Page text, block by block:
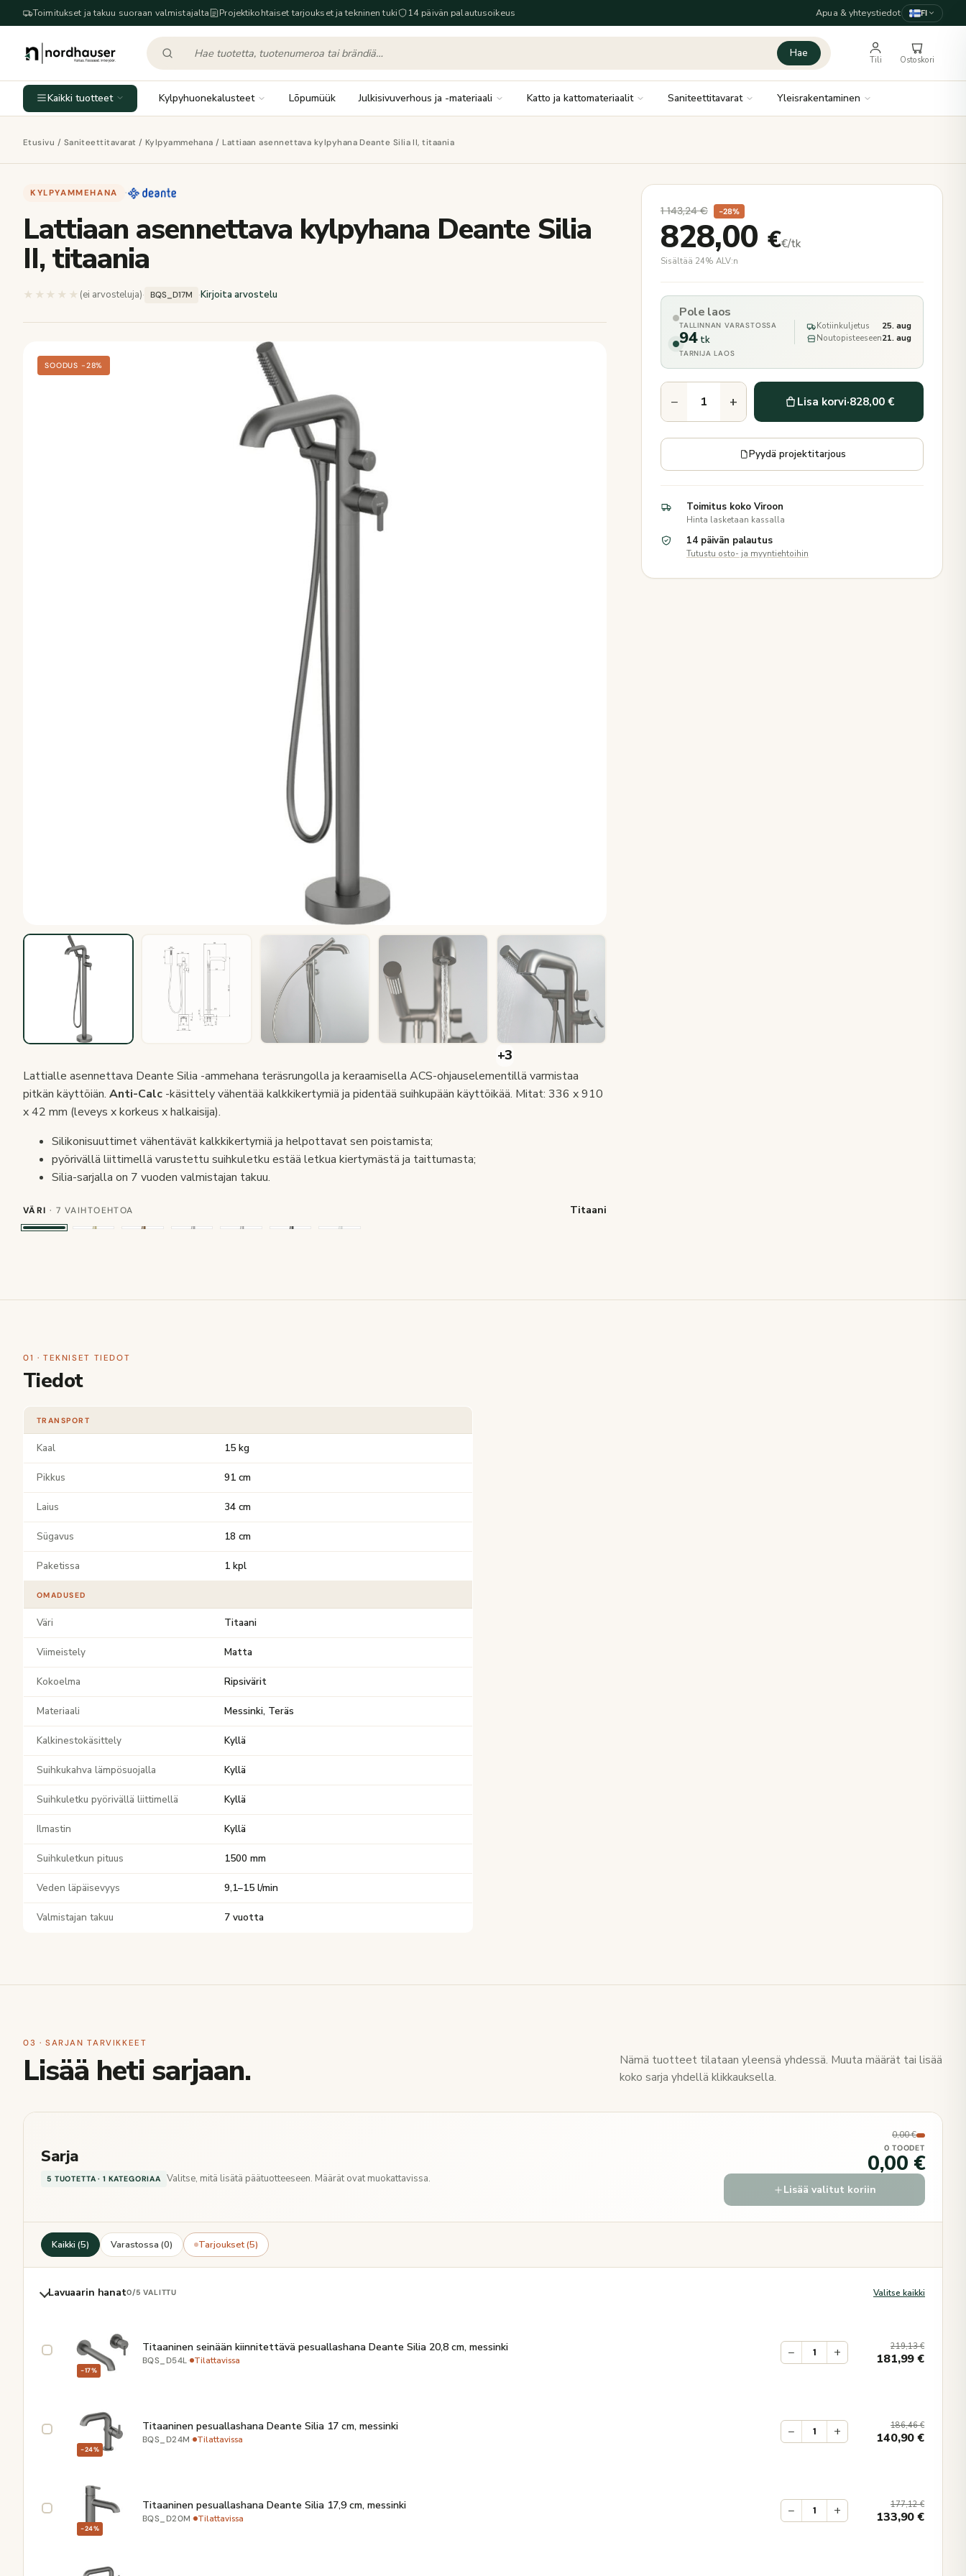
Toimitukset ja takuu suoraan valmistajalta Projektikohtaiset tarjoukset ja tekninen tuki 14 päivän palautusoikeus Apua & yhteystiedot FI
Hae
Tili Ostoskori
Kaikki tuotteet Kylpyhuonekalusteet Lõpumüük Julkisivuverhous ja -materiaali Katto ja kattomateriaalit Saniteettitavarat Yleisrakentaminen
Etusivu / Saniteettitavarat / Kylpyammehana / Lattiaan asennettava kylpyhana Deante Silia II, titaania
KYLPYAMMEHANA ·
Lattiaan asennettava kylpyhana Deante Silia
II, titaania
★★★★★ ★★★★★
(ei arvosteluja)· BQS_D17M ·Kirjoita arvostelu
SOODUS −28%
Lattialle asennettava Deante Silia -ammehana teräsrungolla ja keraamisella ACS-ohjauselementillä varmistaa
pitkän käyttöiän. Anti-Calc -käsittely vähentää kalkkikertymiä ja pidentää suihkupään käyttöikää. Mitat: 336 x 910
x 42 mm (leveys x korkeus x halkaisija).
Silikonisuuttimet vähentävät kalkkikertymiä ja helpottavat sen poistamista;
pyörivällä liittimellä varustettu suihkuletku estää letkua kiertymästä ja taittumasta;
Silia-sarjalla on 7 vuoden valmistajan takuu.
VÄRI · 7 VAIHTOEHTOA Titaani
1 143,24€ −28%
828,00 €€/tk
Sisältää 24% ALV:n
Pole laos
TALLINNAN VARASTOSSA
94 tk
TARNIJA LAOS
Kotiinkuljetus
25. aug
Noutopisteeseen21. aug
− + Lisa korvi·828,00 €
Pyydä projektitarjous
Toimitus koko Viroon
Hinta lasketaan kassalla
14 päivän palautus
Tutustu osto- ja myyntiehtoihin
01 · TEKNISET TIEDOT
Tiedot
TRANSPORT
Kaal 15 kg
Pikkus 91 cm
Laius 34 cm
Sügavus 18 cm
Paketissa 1 kpl
OMADUSED
Väri Titaani
Viimeistely Matta
Kokoelma Ripsivärit
Materiaali Messinki, Teräs
Kalkinestokäsittely Kyllä
Suihkukahva lämpösuojalla Kyllä
Suihkuletku pyörivällä liittimellä Kyllä
Ilmastin Kyllä
Suihkuletkun pituus 1500 mm
Veden läpäisevyys 9,1–15 l/min
Valmistajan takuu 7 vuotta
03 · SARJAN TARVIKKEET
Lisää heti sarjaan.
Nämä tuotteet tilataan yleensä yhdessä. Muuta määrät tai lisää
koko sarja yhdellä klikkauksella.
Sarja
5 TUOTETTA · 1 KATEGORIAA Valitse, mitä lisätä päätuotteeseen. Määrät ovat muokattavissa.
0,00 €
0 TOODET
0,00 €
Lisää valitut koriin
Kaikki (5) Varastossa (0) Tarjoukset (5)
Lavuaarin hanat0/5 VALITTU Valitse kaikki
−17%
Titaaninen seinään kiinnitettävä pesuallashana Deante Silia 20,8 cm, messinki
BQS_D54L· Tilattavissa − + 219,13€
181,99€
−24%
Titaaninen pesuallashana Deante Silia 17 cm, messinki
BQS_D24M · Tilattavissa − + 186,46€
140,90€
−24%
Titaaninen pesuallashana Deante Silia 17,9 cm, messinki
BQS_D20M · Tilattavissa − + 177,12€
133,90€